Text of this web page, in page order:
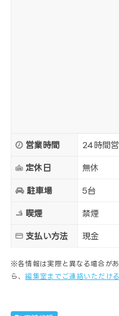
営業時間 24時間
定休日 無休
駐車場 5台
喫煙 禁煙
支払い方法 現金
※各情報は実際と異なる場合が
ら、編集室までご連絡いただけ